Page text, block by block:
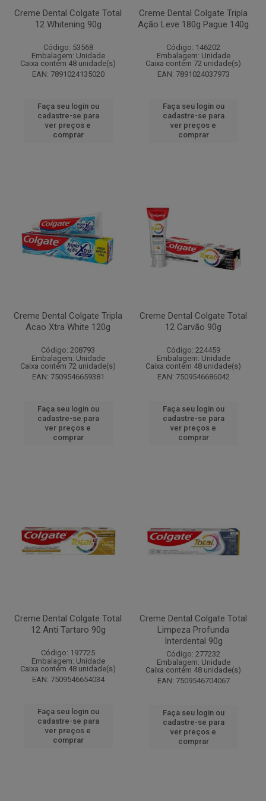
Creme Dental Colgate Total
12 Whitening 90g
Código: 53568
Embalagem: Unidade
Caixa contém 48 unidade(s)
EAN: 7891024135020
Faça seu login ou
cadastre-se para
ver preços e
comprar
Creme Dental Colgate Tripla
Ação Leve 180g Pague 140g
Código: 146202
Embalagem: Unidade
Caixa contém 72 unidade(s)
EAN: 7891024037973
Faça seu login ou
cadastre-se para
ver preços e
comprar
Creme Dental Colgate Tripla
Acao Xtra White 120g
Código: 208793
Embalagem: Unidade
Caixa contém 72 unidade(s)
EAN: 7509546659381
Faça seu login ou
cadastre-se para
ver preços e
comprar
Creme Dental Colgate Total
12 Carvão 90g
Código: 224459
Embalagem: Unidade
Caixa contém 48 unidade(s)
EAN: 7509546686042
Faça seu login ou
cadastre-se para
ver preços e
comprar
Creme Dental Colgate Total
12 Anti Tartaro 90g
Código: 197725
Embalagem: Unidade
Caixa contém 48 unidade(s)
EAN: 7509546654034
Faça seu login ou
cadastre-se para
ver preços e
comprar
Creme Dental Colgate Total
Limpeza Profunda
Interdental 90g
Código: 277232
Embalagem: Unidade
Caixa contém 48 unidade(s)
EAN: 7509546704067
Faça seu login ou
cadastre-se para
ver preços e
comprar